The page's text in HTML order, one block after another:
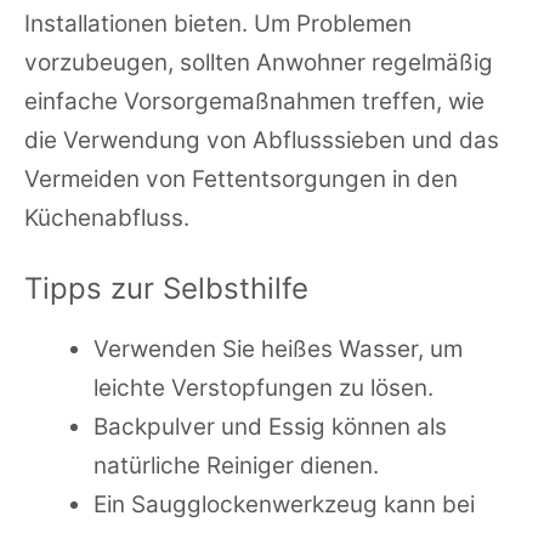
Installationen bieten. Um Problemen
vorzubeugen, sollten Anwohner regelmäßig
einfache Vorsorgemaßnahmen treffen, wie
die Verwendung von Abflusssieben und das
Vermeiden von Fettentsorgungen in den
Küchenabfluss.
Tipps zur Selbsthilfe
Verwenden Sie heißes Wasser, um
leichte Verstopfungen zu lösen.
Backpulver und Essig können als
natürliche Reiniger dienen.
Ein Saugglockenwerkzeug kann bei